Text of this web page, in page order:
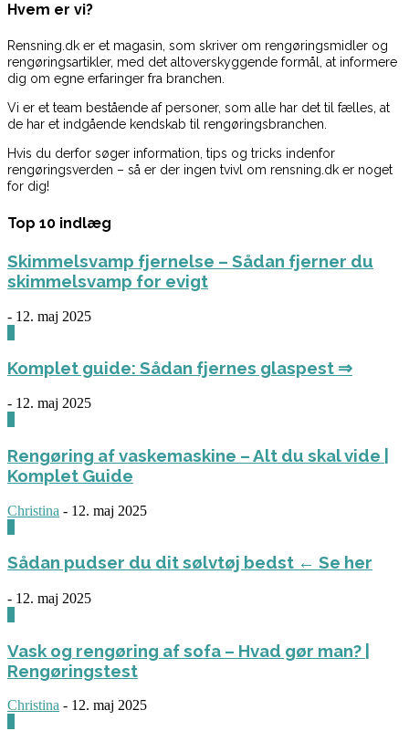
Hvem er vi?
Rensning.dk er et magasin, som skriver om rengøringsmidler og
rengøringsartikler, med det altoverskyggende formål, at informere
dig om egne erfaringer fra branchen.
Vi er et team bestående af personer, som alle har det til fælles, at
de har et indgående kendskab til rengøringsbranchen.
Hvis du derfor søger information, tips og tricks indenfor
rengøringsverden – så er der ingen tvivl om rensning.dk er noget
for dig!
Top 10 indlæg
Skimmelsvamp fjernelse – Sådan fjerner du
skimmelsvamp for evigt
- 12. maj 2025
Komplet guide: Sådan fjernes glaspest ⇒
- 12. maj 2025
Rengøring af vaskemaskine – Alt du skal vide |
Komplet Guide
Christina - 12. maj 2025
Sådan pudser du dit sølvtøj bedst ← Se her
- 12. maj 2025
Vask og rengøring af sofa – Hvad gør man? |
Rengøringstest
Christina - 12. maj 2025